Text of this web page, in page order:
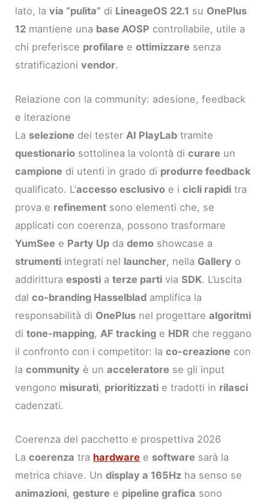
lato, lavia “pulita” di LineageOS 22.1 su OnePlus
12 mantiene una base AOSP controllabile, utile a
chi preferisce profilare eottimizzare senza
stratificazionivendor.
Relazione con la community: adesione, feedback
e iterazione
La selezione dei tester AI PlayLab tramite
questionario sottolinea la volontà dicurare un
campione di utenti in grado di produrre feedback
qualificato. L’accesso esclusivo e icicli rapidi tra
prova e refinement sono elementi che, se
applicati con coerenza, possono trasformare
YumSee e Party Up dademo showcase a
strumenti integrati nel launcher, nella Gallery o
addiritturaesposti aterze parti viaSDK. L’uscita
dalco-branding Hasselblad amplifica la
responsabilità di OnePlus nel progettarealgoritmi
ditone-mapping, AF tracking e HDR che reggano
il confronto con i competitor: laco-creazione con
lacommunity è unacceleratore se gli input
vengono misurati, prioritizzati e tradotti in rilasci
cadenzati.
Coerenza del pacchetto e prospettiva 2026
Lacoerenza tra hardware e software sarà la
metrica chiave. Undisplay a 165Hz ha senso se
animazioni,gesture e pipeline grafica sono